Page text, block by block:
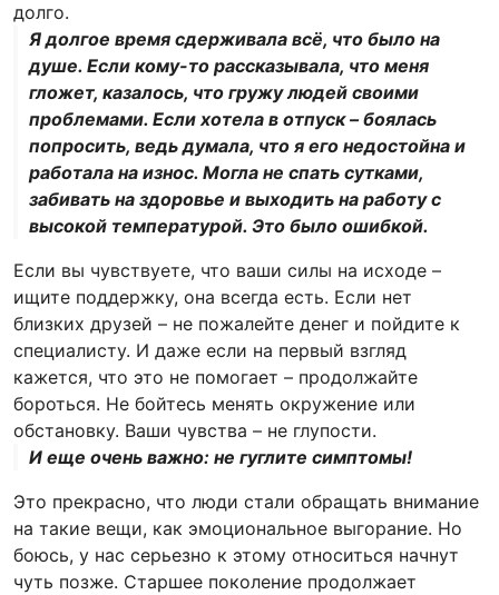
долго.
Я долгое время сдерживала всё, что было на
душе. Если кому-то рассказывала, что меня
гложет, казалось, что гружу людей своими
проблемами. Если хотела в отпуск – боялась
попросить, ведь думала, что я его недостойна и
работала на износ. Могла не спать сутками,
забивать на здоровье и выходить на работу с
высокой температурой. Это было ошибкой.
Если вы чувствуете, что ваши силы на исходе –
ищите поддержку, она всегда есть. Если нет
близких друзей – не пожалейте денег и пойдите к
специалисту. И даже если на первый взгляд
кажется, что это не помогает – продолжайте
бороться. Не бойтесь менять окружение или
обстановку. Ваши чувства – не глупости.
И еще очень важно: не гуглите симптомы!
Это прекрасно, что люди стали обращать внимание
на такие вещи, как эмоциональное выгорание. Но
боюсь, у нас серьезно к этому относиться начнут
чуть позже. Старшее поколение продолжает